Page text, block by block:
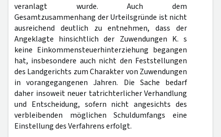
veranlagt wurde. Auch dem
Gesamtzusammenhang der Urteilsgründe ist nicht
ausreichend deutlich zu entnehmen, dass der
Angeklagte hinsichtlich der Zuwendungen K. s
keine Einkommensteuerhinterziehung begangen
hat, insbesondere auch nicht den Feststellungen
des Landgerichts zum Charakter von Zuwendungen
in vorangegangenen Jahren. Die Sache bedarf
daher insoweit neuer tatrichterlicher Verhandlung
und Entscheidung, sofern nicht angesichts des
verbleibenden möglichen Schuldumfangs eine
Einstellung des Verfahrens erfolgt.